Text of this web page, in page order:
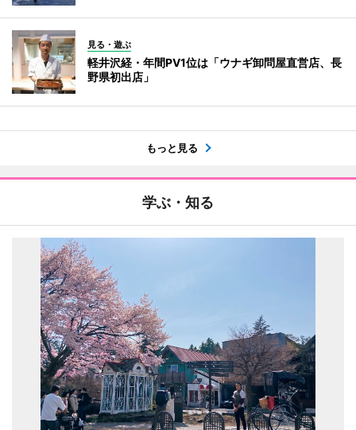
見る・遊ぶ
軽井沢経・年間PV1位は「ウナギ卸問屋直営店、長
野県初出店」
もっと見る
学ぶ・知る